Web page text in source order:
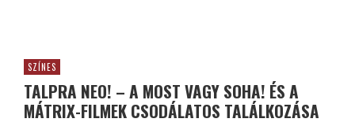
SZÍNES
TALPRA NEO! – A MOST VAGY SOHA! ÉS A
MÁTRIX-FILMEK CSODÁLATOS TALÁLKOZÁSA